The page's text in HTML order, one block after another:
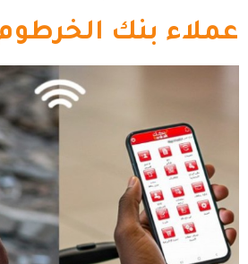
عملاء بنك